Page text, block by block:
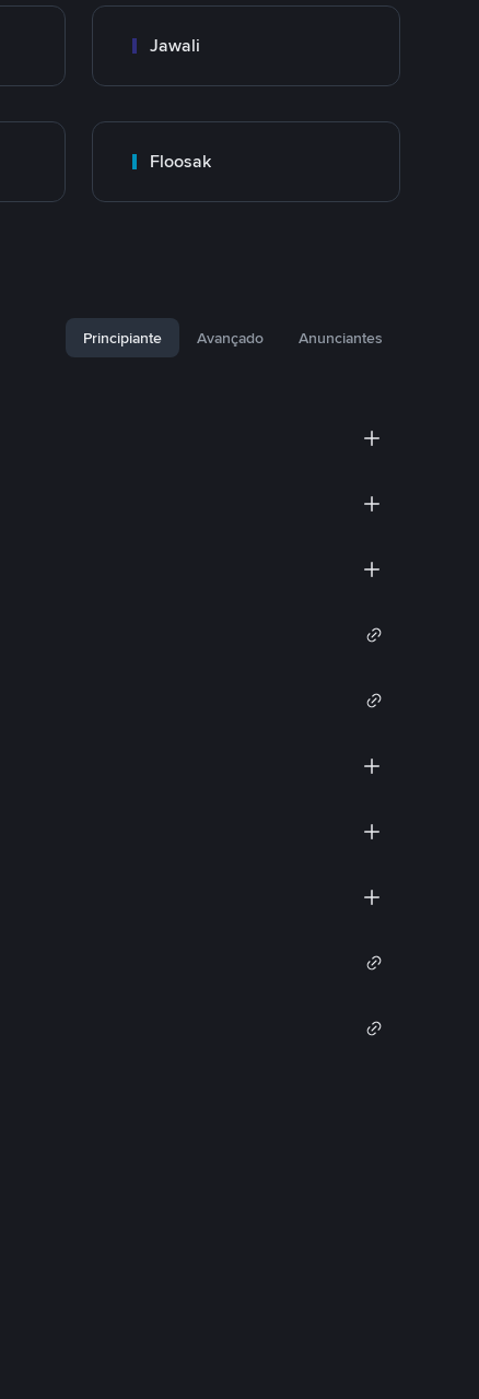
Jawali
Floosak
Principiante Avançado Anunciantes